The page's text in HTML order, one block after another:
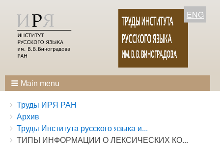
ENG
Main menu
Breadcrumbs
You
are
here:
Труды ИРЯ РАН
Архив
Труды Института русского языка и...
ТИПЫ ИНФОРМАЦИИ О ЛЕКСИЧЕСКИХ КО...